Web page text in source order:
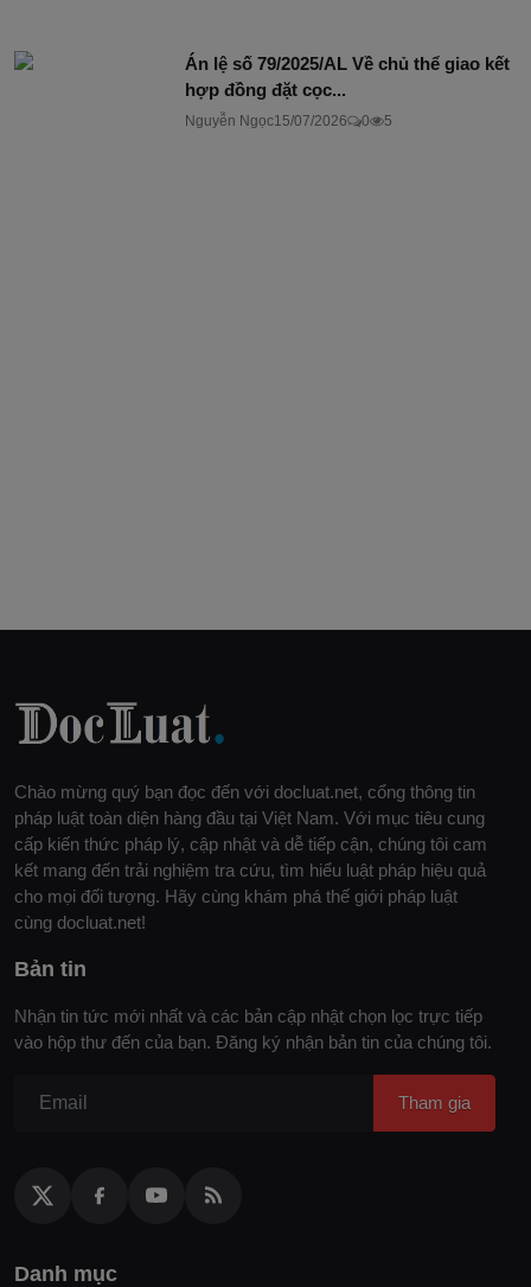
Án lệ số 79/2025/AL Về chủ thể giao kết
hợp đồng đặt cọc...
Nguyễn Ngọc15/07/2026 0 5
Chào mừng quý bạn đọc đến với docluat.net, cổng thông tin
pháp luật toàn diện hàng đầu tại Việt Nam. Với mục tiêu cung
cấp kiến thức pháp lý, cập nhật và dễ tiếp cận, chúng tôi cam
kết mang đến trải nghiệm tra cứu, tìm hiểu luật pháp hiệu quả
cho mọi đối tượng. Hãy cùng khám phá thế giới pháp luật
cùng docluat.net!
Bản tin
Nhận tin tức mới nhất và các bản cập nhật chọn lọc trực tiếp
vào hộp thư đến của bạn. Đăng ký nhận bản tin của chúng tôi.
Tham gia
Danh mục